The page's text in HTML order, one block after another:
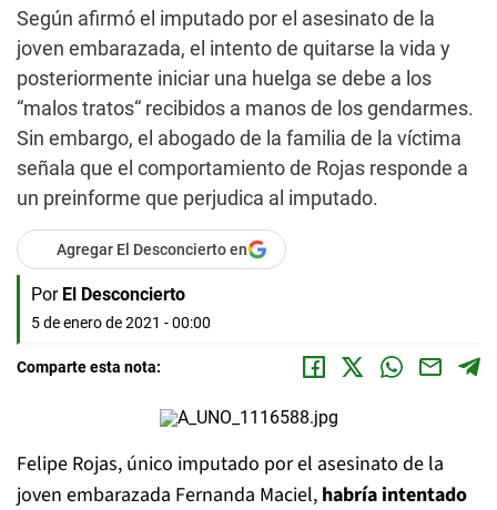
Según afirmó el imputado por el asesinato de la
joven embarazada, el intento de quitarse la vida y
posteriormente iniciar una huelga se debe a los
“malos tratos“ recibidos a manos de los gendarmes.
Sin embargo, el abogado de la familia de la víctima
señala que el comportamiento de Rojas responde a
un preinforme que perjudica al imputado.
Agregar El Desconcierto en
Por El Desconcierto
5 de enero de 2021 - 00:00
Comparte esta nota:
Felipe Rojas, único imputado por el asesinato de la
joven embarazada Fernanda Maciel, habría intentado